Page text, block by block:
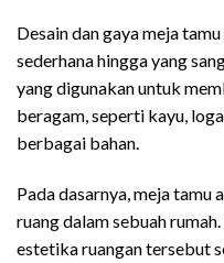
Desain dan gaya meja
sederhana hingga yang
yang digunakan untuk
beragam, seperti kayu,
berbagai bahan.
Pada dasarnya, meja tamu
ruang dalam sebuah
estetika ruangan tersebut